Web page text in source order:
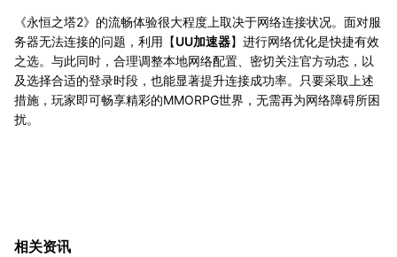
《永恒之塔2》的流畅体验很大程度上取决于网络连接状况。面对服
务器无法连接的问题，利用【UU加速器】进行网络优化是快捷有效
之选。与此同时，合理调整本地网络配置、密切关注官方动态，以
及选择合适的登录时段，也能显著提升连接成功率。只要采取上述
措施，玩家即可畅享精彩的MMORPG世界，无需再为网络障碍所困
扰。
相关资讯